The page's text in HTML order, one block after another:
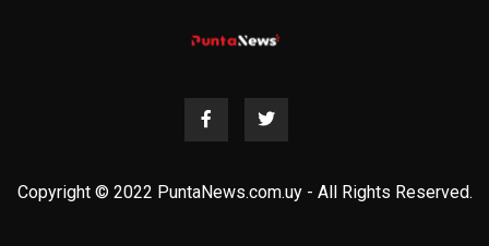
Copyright © 2022 PuntaNews.com.uy - All Rights Reserved.